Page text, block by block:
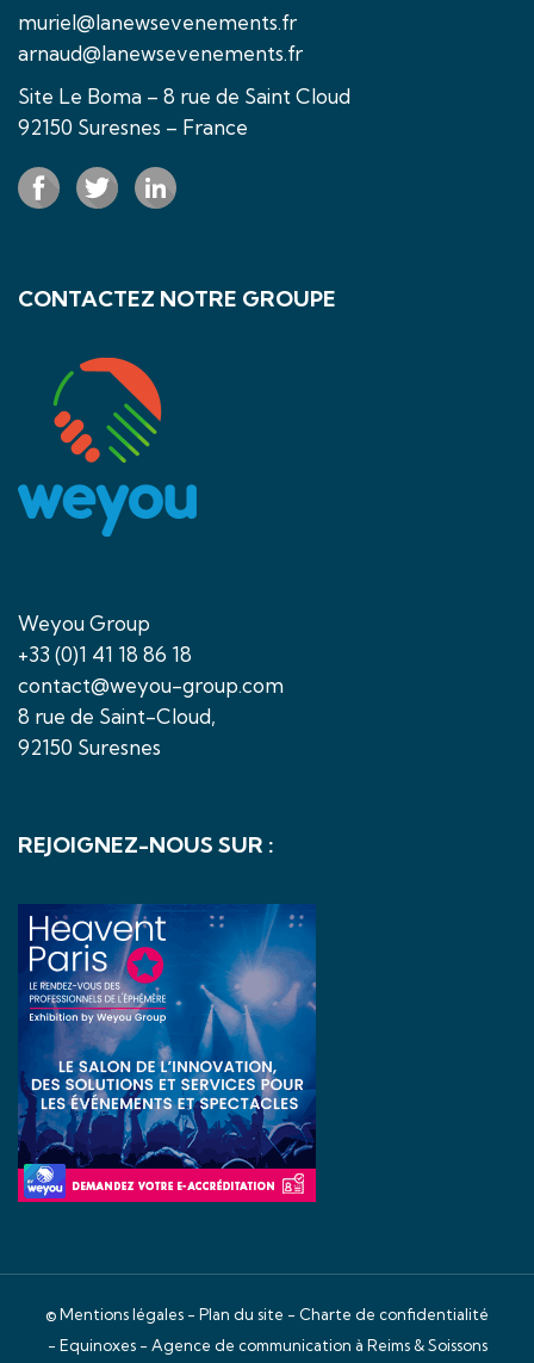
muriel@lanewsevenements.fr
arnaud@lanewsevenements.fr
Site Le Boma – 8 rue de Saint Cloud
92150 Suresnes – France
CONTACTEZ NOTRE GROUPE
Weyou Group
+33 (0)1 41 18 86 18
contact@weyou-group.com
8 rue de Saint-Cloud,
92150 Suresnes
REJOIGNEZ-NOUS SUR :
©Mentions légales - Plan du site - Charte de confidentialité
- Equinoxes - Agence de communication à Reims & Soissons